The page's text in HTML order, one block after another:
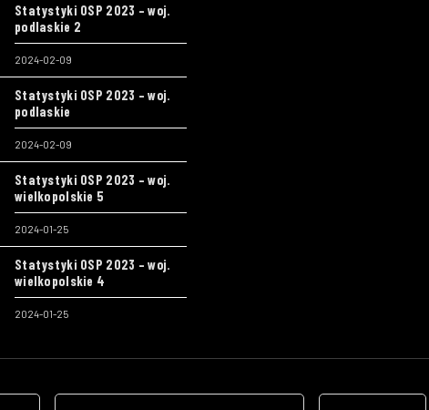
Statystyki OSP 2023 – woj.
podlaskie 2
2024-02-09
Statystyki OSP 2023 – woj.
podlaskie
2024-02-09
Statystyki OSP 2023 – woj.
wielkopolskie 5
2024-01-25
Statystyki OSP 2023 – woj.
wielkopolskie 4
2024-01-25